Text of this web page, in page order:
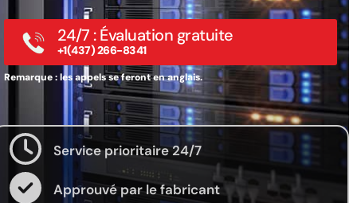
24/7 : Évaluation gratuite
+1(437) 266-8341
Remarque : les appels se feront en anglais.
Service prioritaire 24/7
Approuvé par le fabricant